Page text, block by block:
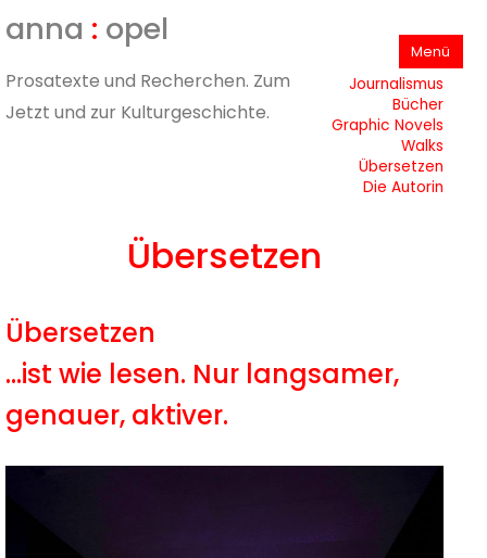
anna : opel
Prosatexte und Recherchen. Zum
Jetzt und zur Kulturgeschichte.
Menü
springen
Journalismus
Bücher
Graphic Novels
Walks
Übersetzen
Die Autorin
Übersetzen
Übersetzen
…ist wie lesen. Nur langsamer,
genauer, aktiver.